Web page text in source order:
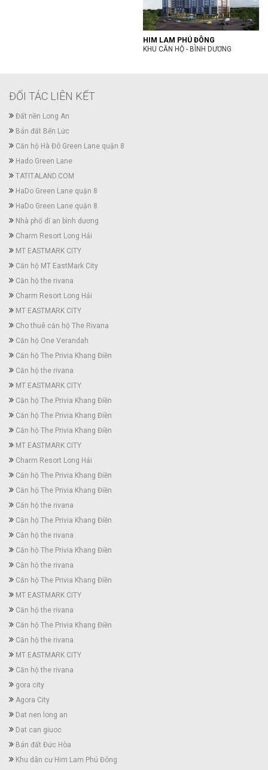
HIM LAM PHÚ ĐÔNG
KHU CĂN HỘ - BÌNH DƯƠNG
ĐỐI TÁC LIÊN KẾT
Đất nền Long An
Bán đất Bến Lức
Căn hộ Hà Đô Green Lane quận 8
Hado Green Lane
TATITALAND.COM
HaDo Green Lane quận 8
HaDo Green Lane quận 8
Nhà phố dĩ an bình dương
Charm Resort Long Hải
MT EASTMARK CITY
Căn hộ MT EastMark City
Căn hộ the rivana
Charm Resort Long Hải
MT EASTMARK CITY
Cho thuê căn hộ The Rivana
Căn hộ One Verandah
Căn hộ The Privia Khang Điền
Căn hộ the rivana
MT EASTMARK CITY
Căn hộ The Privia Khang Điền
Căn hộ The Privia Khang Điền
Căn hộ The Privia Khang Điền
MT EASTMARK CITY
Charm Resort Long Hải
Căn hộ The Privia Khang Điền
Căn hộ The Privia Khang Điền
Căn hộ the rivana
Căn hộ The Privia Khang Điền
Căn hộ the rivana
Căn hộ The Privia Khang Điền
Căn hộ the rivana
Căn hộ The Privia Khang Điền
MT EASTMARK CITY
Căn hộ the rivana
Căn hộ The Privia Khang Điền
Căn hộ the rivana
MT EASTMARK CITY
Căn hộ the rivana
gora city
Agora City
Dat nen long an
Dat can giuoc
Bán đất Đức Hòa
Khu dân cư Him Lam Phú Đông